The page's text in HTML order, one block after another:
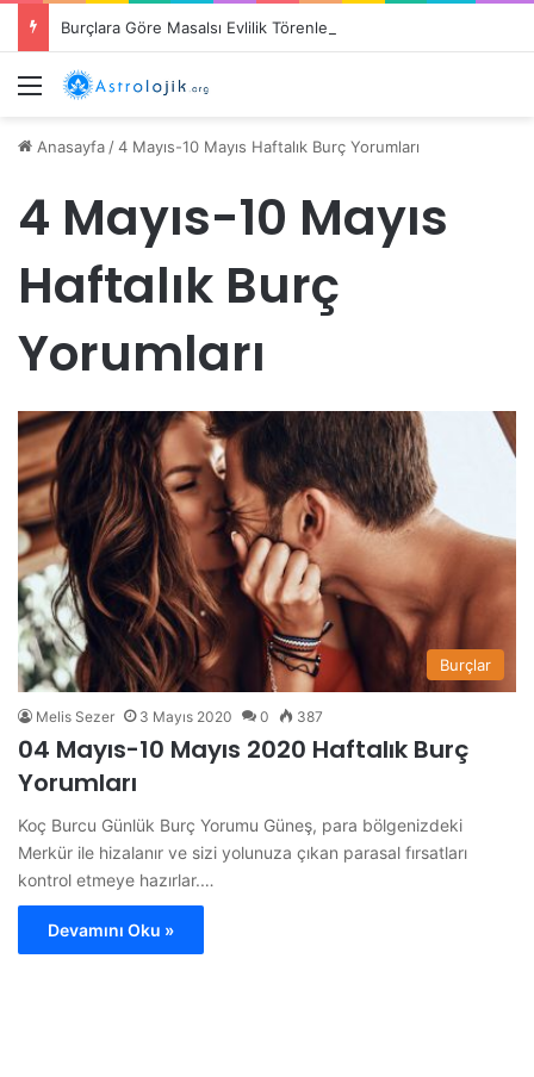
Burçlara Göre Masalsı Evlilik Törenleri
Menü
Anasayfa /4 Mayıs-10 Mayıs Haftalık Burç Yorumları
4 Mayıs-10 Mayıs
Haftalık Burç
Yorumları
Burçlar
Melis Sezer 3 Mayıs 2020 0 387
04 Mayıs-10 Mayıs 2020 Haftalık Burç
Yorumları
Koç Burcu Günlük Burç Yorumu Güneş, para bölgenizdeki
Merkür ile hizalanır ve sizi yolunuza çıkan parasal fırsatları
kontrol etmeye hazırlar.…
Devamını Oku »